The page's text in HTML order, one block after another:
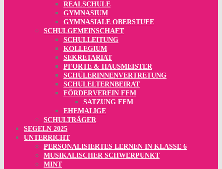
REALSCHULE
GYMNASIUM
GYMNASIALE OBERSTUFE
SCHULGEMEINSCHAFT
SCHULLEITUNG
KOLLEGIUM
SEKRETARIAT
PFORTE & HAUSMEISTER
SCHÜLERINNENVERTRETUNG
SCHULELTERNBEIRAT
FÖRDERVEREIN FFM
SATZUNG FFM
EHEMALIGE
SCHULTRÄGER
SEGELN 2025
UNTERRICHT
PERSONALISIERTES LERNEN IN KLASSE 6
MUSIKALISCHER SCHWERPUNKT
MINT